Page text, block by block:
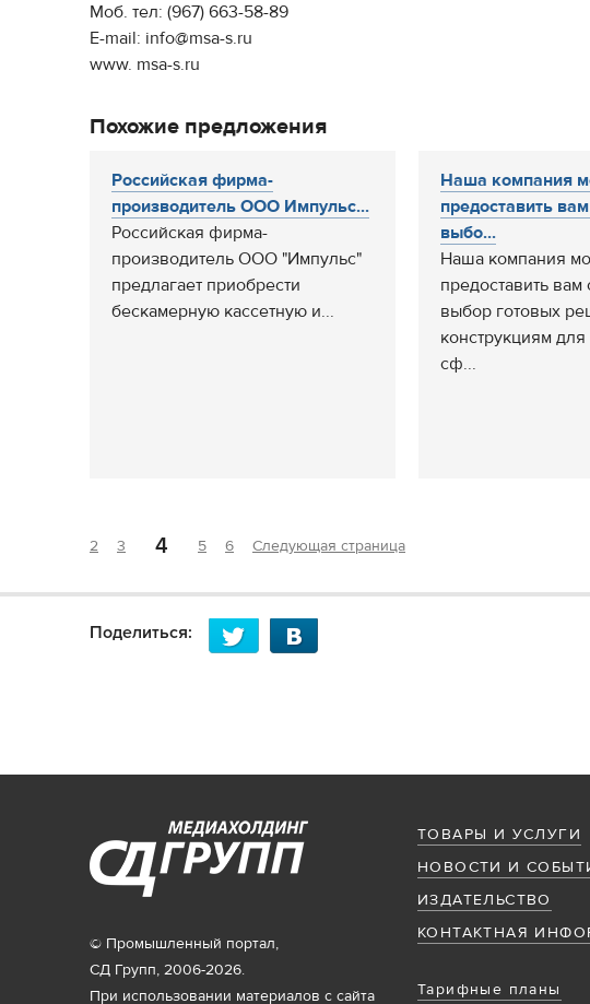
Моб. тел: (967) 663-58-89
E-mail: info@msa-s.ru
www. msa-s.ru
Похожие предложения
Российская фирма-
производитель ООО Импульс...
Российская фирма-
производитель ООО "Импульс"
предлагает приобрести
бескамерную кассетную и...
Наша компания
предоставить
выбо...
Наша компания
предоставить
выбор готовых
конструкциям
сф...
2 3 4 5 6 Следующая страница
Поделиться:
ТОВАРЫ И УСЛУГИ
НОВОСТИ И
ИЗДАТЕЛЬСТВО
КОНТАКТНАЯ
Тарифные планы
© Промышленный портал,
СД Групп, 2006-2026.
При использовании материалов с сайта